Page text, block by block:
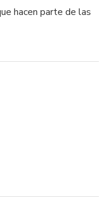
hacen parte de las